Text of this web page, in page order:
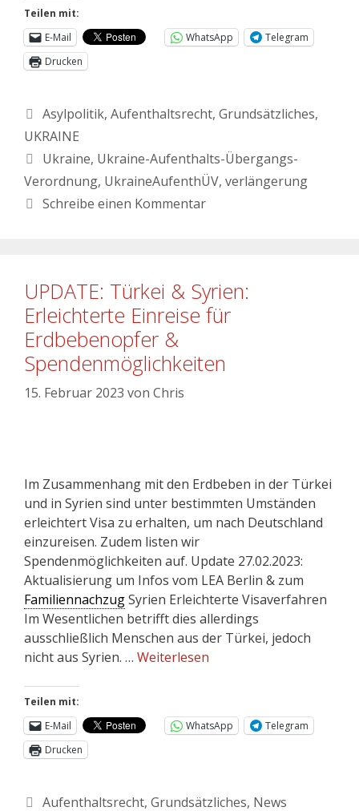
Teilen mit:
E-Mail
WhatsApp
Telegram
Drucken
Asylpolitik, Aufenthaltsrecht, Grundsätzliches,
UKRAINE
Ukraine, Ukraine-Aufenthalts-Übergangs-
Verordnung, UkraineAufenthÜV, verlängerung
Schreibe einen Kommentar
UPDATE: Türkei & Syrien:
Erleichterte Einreise für
Erdbebenopfer &
Spendenmöglichkeiten
15. Februar 2023 von Chris
Im Zusammenhang mit den Erdbeben in der Türkei
und in Syrien sind unter bestimmten Umständen
erleichtert Visa zu erhalten, um nach Deutschland
einzureisen. Zudem listen wir
Spendenmöglichkeiten auf. Update 27.02.2023:
Aktualisierung um Infos vom LEA Berlin & zum
FamiliennachzugSyrien Erleichterte Visaverfahren
Im Wesentlichen betrifft dies allerdings
ausschließlich Menschen aus der Türkei, jedoch
nicht aus Syrien. … Weiterlesen
Teilen mit:
E-Mail
WhatsApp
Telegram
Drucken
Aufenthaltsrecht, Grundsätzliches, News